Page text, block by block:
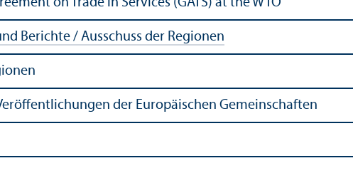
on Trade in Services (GATS) at the WTO'
Berichte / Ausschuss der Regionen
der Europäischen Gemeinschaften